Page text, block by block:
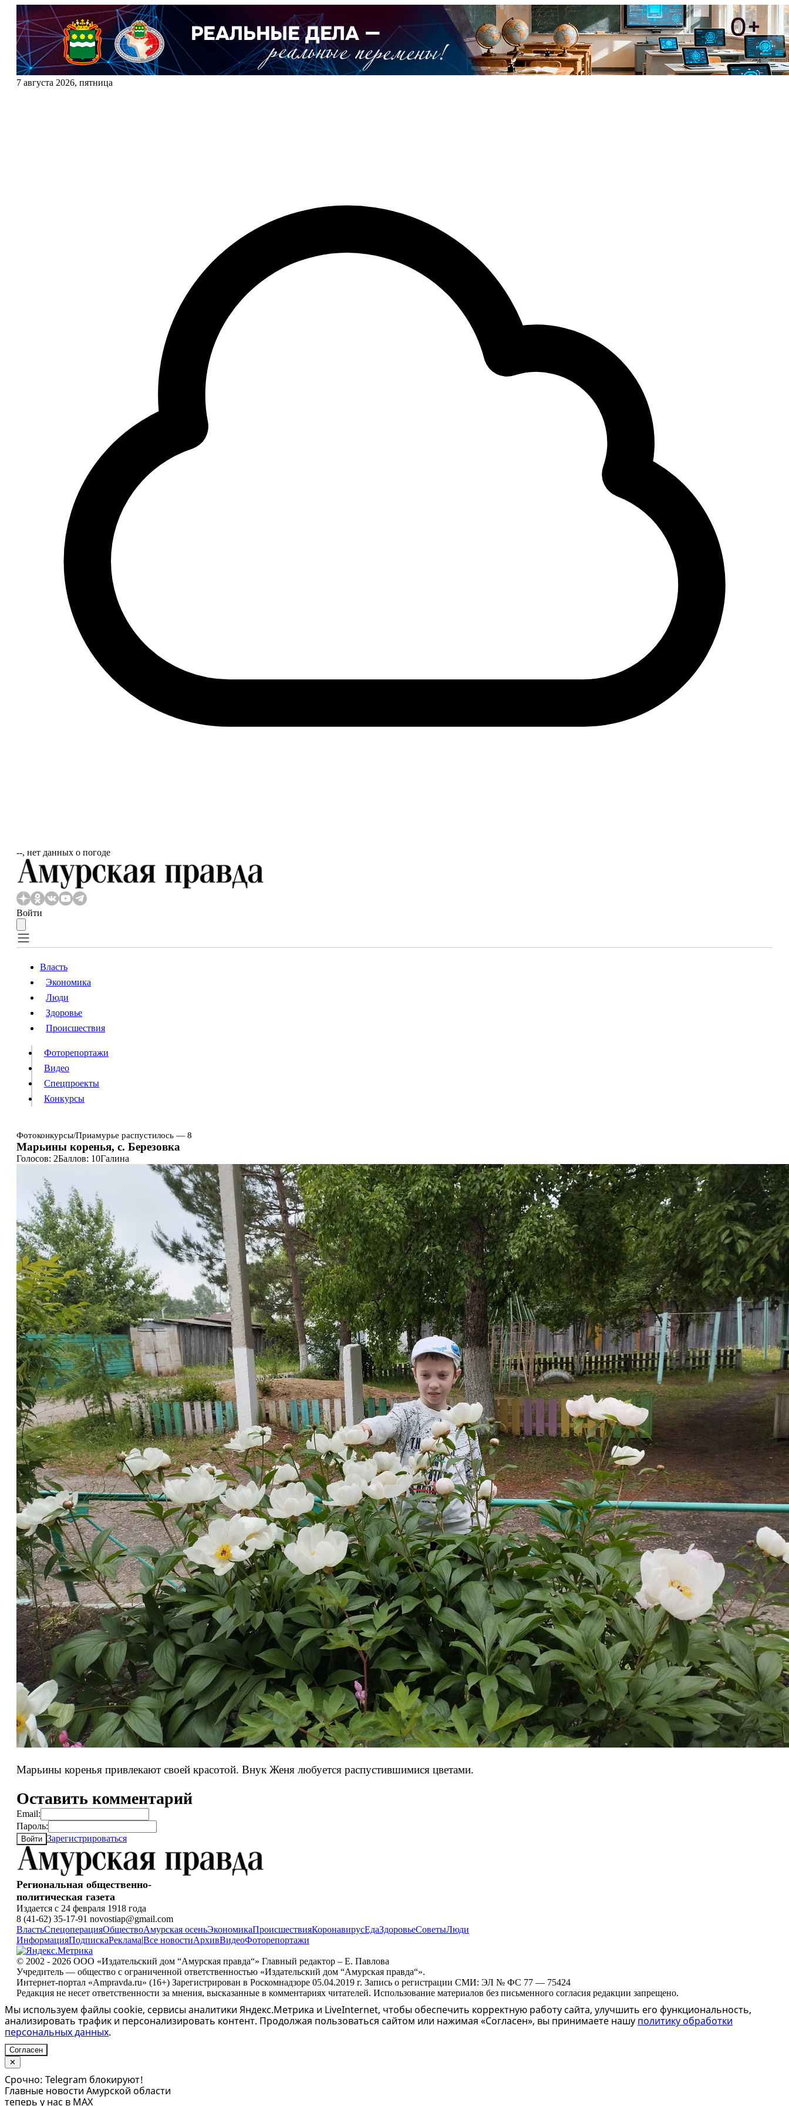
7 августа 2026, пятница
‐‐, нет данных о погоде
Войти
Власть
Происшествия
Видео
Конкурсы
Все новостиАрхив
Власть
Экономика
Люди
Здоровье
Происшествия
Фоторепортажи
Видео
Спецпроекты
Конкурсы
Фотоконкурсы/Приамурье распустилось — 8
Марьины коренья, с. Березовка
Голосов: 2Баллов: 10Галина
Марьины коренья привлекают своей красотой. Внук Женя любуется распустившимися цветами.
Оставить комментарий
Email:
Пароль:
Войти Зарегистрироваться
Региональная общественно-
политическая газета
Издается с 24 февраля 1918 года
8 (41-62) 35-17-91 novostiap@gmail.com
ВластьСпецоперацияОбществоАмурская осеньЭкономикаПроисшествияКоронавирусЕдаЗдоровьеСоветыЛюди
ИнформацияПодпискаРеклама|Все новостиАрхивВидеоФоторепортажи
© 2002 - 2026 ООО «Издательский дом “Амурская правда“» Главный редактор – Е. Павлова
Учредитель — общество с ограниченной ответственностью «Издательский дом “Амурская правда“».
Интернет-портал «Ampravda.ru» (16+) Зарегистрирован в Роскомнадзоре 05.04.2019 г. Запись о регистрации СМИ: ЭЛ № ФС 77 — 75424
Редакция не несет ответственности за мнения, высказанные в комментариях читателей. Использование материалов без письменного согласия редакции запрещено.
Мы используем файлы cookie, сервисы аналитики Яндекс.Метрика и LiveInternet, чтобы обеспечить корректную работу сайта, улучшить его функциональность,
анализировать трафик и персонализировать контент. Продолжая пользоваться сайтом или нажимая «Согласен», вы принимаете нашу политику обработки
персональных данных.
Согласен
✕
Срочно: Telegram блокируют!
Главные новости Амурской области
теперь у нас в MAX